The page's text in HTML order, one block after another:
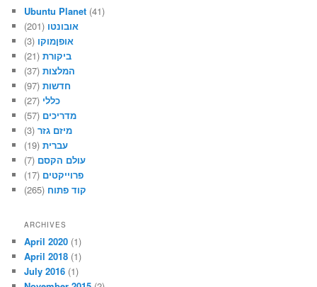
Ubuntu Planet (41)
אובונטו (201)
אופןמוקו (3)
ביקורת(21)
המלצות(37)
חדשות(97)
כללי (27)
מדריכים (57)
מיזם גזר(3)
עברית(19)
עולם הקסם (7)
פרוייקטים (17)
קוד פתוח (265)
ARCHIVES
April 2020 (1)
April 2018 (1)
July 2016 (1)